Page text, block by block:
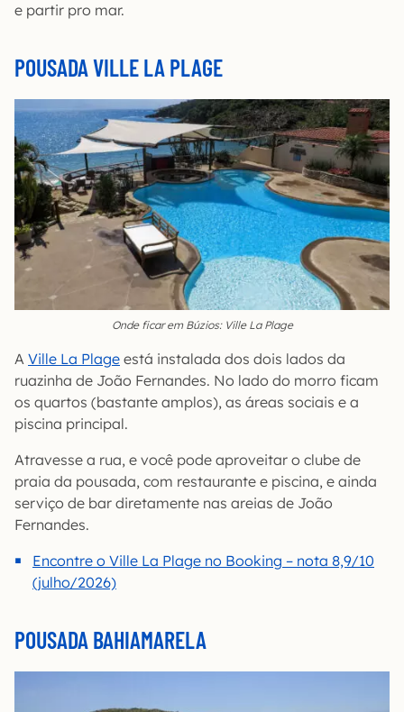
e partir pro mar.
POUSADA VILLE LA PLAGE
Onde ficar em Búzios: Ville La Plage
A Ville La Plage está instalada dos dois lados da
ruazinha de João Fernandes. No lado do morro ficam
os quartos (bastante amplos), as áreas sociais e a
piscina principal.
Atravesse a rua, e você pode aproveitar o clube de
praia da pousada, com restaurante e piscina, e ainda
serviço de bar diretamente nas areias de João
Fernandes.
Encontre o Ville La Plage no Booking – nota 8,9/10
(julho/2026)
POUSADA BAHIAMARELA